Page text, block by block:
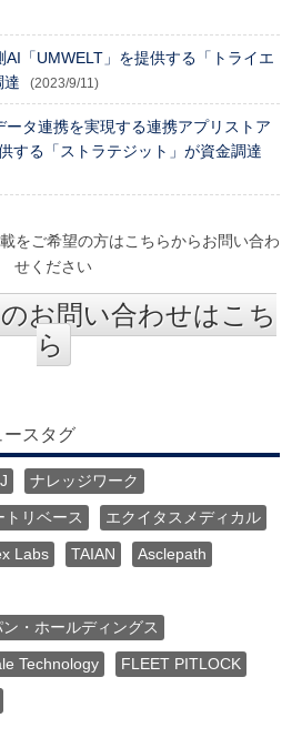
AI「UMWELT」を提供する「トライエ
達
(2023/9/11)
ータ連携を実現する連携アプリストア
する「ストラテジット」が資金調達
をご希望の方はこちらからお問い合わ
せください
お問い合わせはこち
ら
ースタグ
ナレッジワーク
トリベース エクイタスメディカル
Labs TAIAN Asclepath
・ホールディングス
Technology FLEET PITLOCK